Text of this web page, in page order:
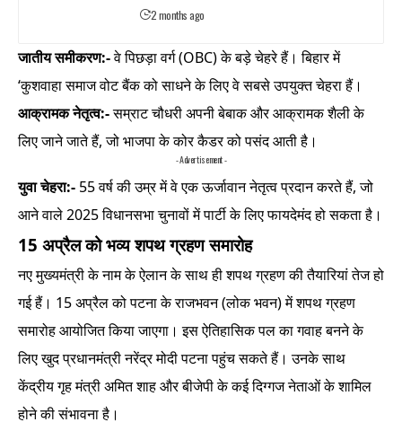
2 months ago
जातीय समीकरण:-वे पिछड़ा वर्ग (OBC) के बड़े चेहरे हैं। बिहार में
‘कुशवाहा समाज वोट बैंक को साधने के लिए वे सबसे उपयुक्त चेहरा हैं।
आक्रामक नेतृत्व:-सम्राट चौधरी अपनी बेबाक और आक्रामक शैली के
लिए जाने जाते हैं, जो भाजपा के कोर कैडर को पसंद आती है।
- Advertisement -
युवा चेहरा:- 55 वर्ष की उम्र में वे एक ऊर्जावान नेतृत्व प्रदान करते हैं, जो
आने वाले 2025 विधानसभा चुनावों में पार्टी के लिए फायदेमंद हो सकता है।
15 अप्रैल को भव्य शपथ ग्रहण समारोह
नए मुख्यमंत्री के नाम के ऐलान के साथ ही शपथ ग्रहण की तैयारियां तेज हो
गई हैं। 15 अप्रैल को पटना के राजभवन (लोक भवन) में शपथ ग्रहण
समारोह आयोजित किया जाएगा। इस ऐतिहासिक पल का गवाह बनने के
लिए खुद प्रधानमंत्री नरेंद्र मोदी पटना पहुंच सकते हैं। उनके साथ
केंद्रीय गृह मंत्री अमित शाह और बीजेपी के कई दिग्गज नेताओं के शामिल
होने की संभावना है।